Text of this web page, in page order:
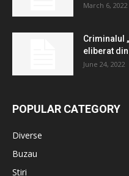
March 6, 2022
Criminalul
eliberat
June 24, 2022
POPULAR CATEGORY
Diverse
Buzau
Stiri